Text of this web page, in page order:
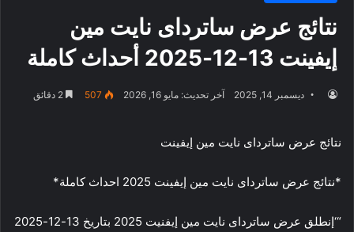
نتائج عرض ساترداى نايت مين
إيفينت 13-12-2025 أحداث كاملة
ديسمبر 14, 2025 آخر تحديث: مايو 16, 2026 507
نتائج عرض ساترداى نايت مين إيفينت
*نتائج عرض ساترداى نايت مين إيفينت 2025 احداث كاملة*
“‘إنطلق عرض ساترداى نايت مين إيفنيت 2025 بتاريخ 13-12-2025